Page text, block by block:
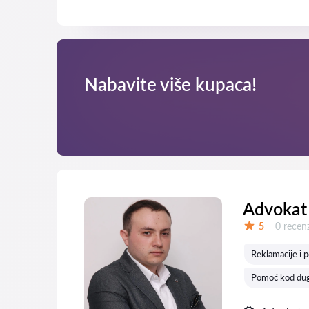
Nabavite više kupaca!
5 0
Reklamacije i
Pomoć kod